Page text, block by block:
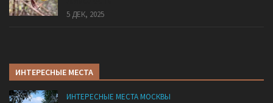
5 ДЕК, 2025
ИНТЕРЕСНЫЕ МЕСТА
ИНТЕРЕСНЫЕ МЕСТА МОСКВЫ